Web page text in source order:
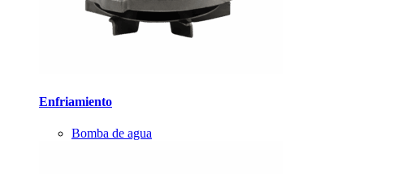
Enfriamiento
Bomba de agua